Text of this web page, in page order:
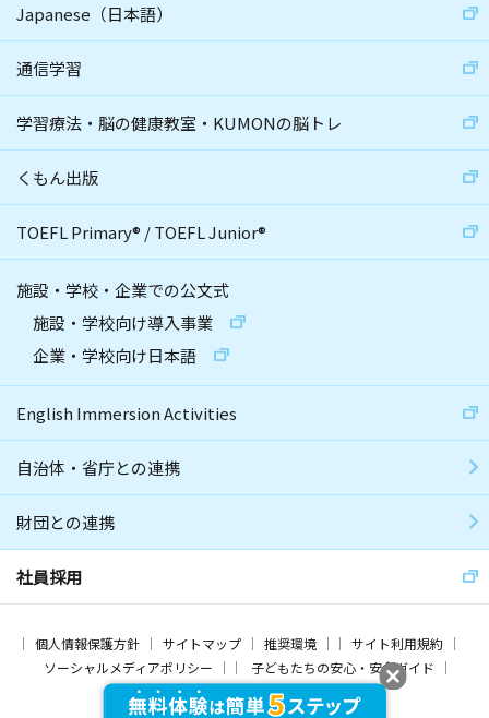
Japanese（日本語）
通信学習
学習療法・脳の健康教室・KUMONの脳トレ
くもん出版
TOEFL Primary® /TOEFL Junior®
施設・学校・企業での公文式
施設・学校向け導入事業
企業・学校向け日本語
English Immersion Activities
自治体・省庁との連携
財団との連携
社員採用
個人情報保護方針 サイトマップ 推奨環境
サイト利用規約
ソーシャルメディアポリシー
子どもたちの安心・安全ガイド